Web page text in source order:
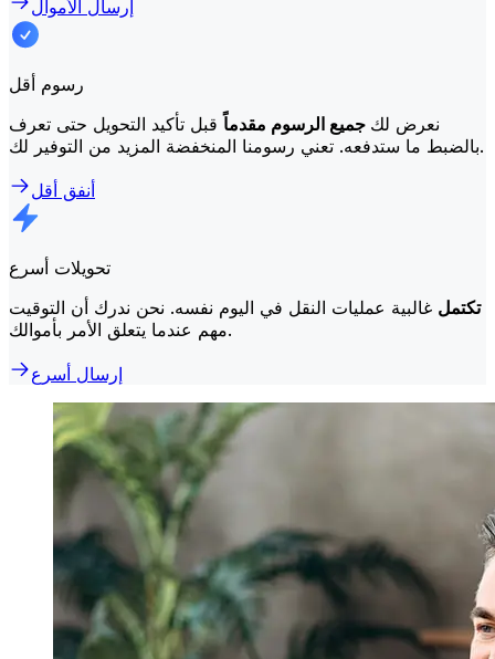
إرسال الأموال
رسوم أقل
نعرض لك جميع الرسوم مقدماًقبل تأكيد التحويل حتى تعرف
بالضبط ما ستدفعه. تعني رسومنا المنخفضة المزيد من التوفير لك.
أنفق أقل
تحويلات أسرع
تكتمل غالبية عمليات النقل في اليوم نفسه. نحن ندرك أن التوقيت
مهم عندما يتعلق الأمر بأموالك.
إرسال أسرع